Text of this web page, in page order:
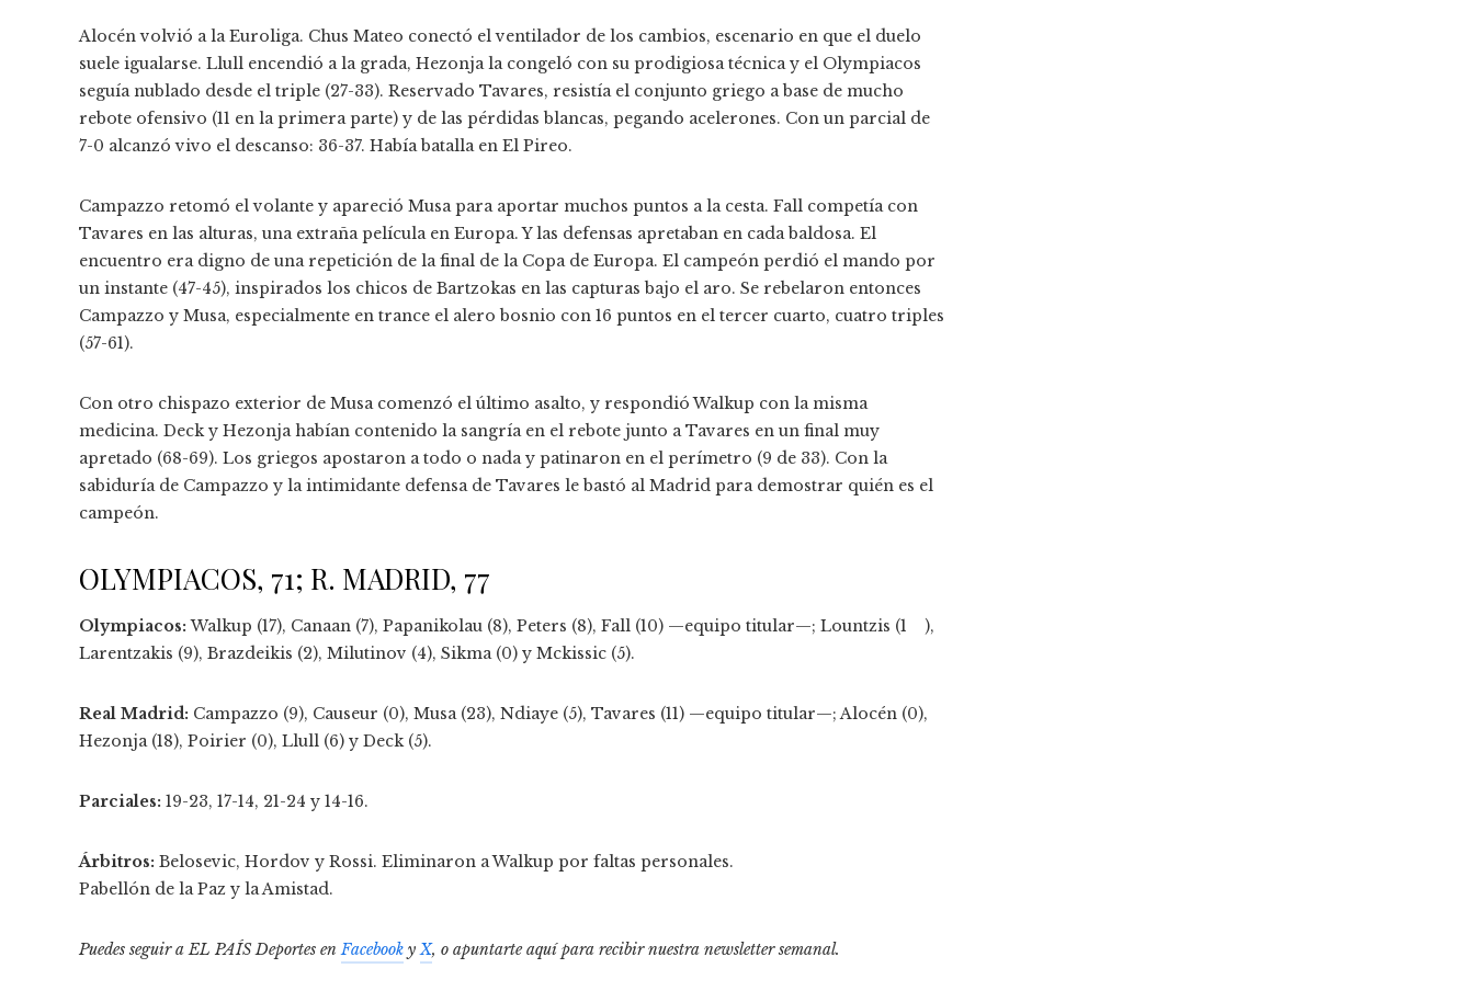
Alocén volvió a la Euroliga. Chus Mateo conectó el ventilador de los cambios, escenario en que el duelo
suele igualarse. Llull encendió a la grada, Hezonja la congeló con su prodigiosa técnica y el Olympiacos
seguía nublado desde el triple (27-33). Reservado Tavares, resistía el conjunto griego a base de mucho
rebote ofensivo (11 en la primera parte) y de las pérdidas blancas, pegando acelerones. Con un parcial de
7-0 alcanzó vivo el descanso: 36-37. Había batalla en El Pireo.
Campazzo retomó el volante y apareció Musa para aportar muchos puntos a la cesta. Fall competía con
Tavares en las alturas, una extraña película en Europa. Y las defensas apretaban en cada baldosa. El
encuentro era digno de una repetición de la final de la Copa de Europa. El campeón perdió el mando por
un instante (47-45), inspirados los chicos de Bartzokas en las capturas bajo el aro. Se rebelaron entonces
Campazzo y Musa, especialmente en trance el alero bosnio con 16 puntos en el tercer cuarto, cuatro triples
(57-61).
Con otro chispazo exterior de Musa comenzó el último asalto, y respondió Walkup con la misma
medicina. Deck y Hezonja habían contenido la sangría en el rebote junto a Tavares en un final muy
apretado (68-69). Los griegos apostaron a todo o nada y patinaron en el perímetro (9 de 33). Con la
sabiduría de Campazzo y la intimidante defensa de Tavares le bastó al Madrid para demostrar quién es el
campeón.
OLYMPIACOS, 71; R. MADRID, 77
Olympiacos:Walkup (17), Canaan (7), Papanikolau (8), Peters (8), Fall (10) —equipo titular—; Lountzis (1 ),
Larentzakis (9), Brazdeikis (2), Milutinov (4), Sikma (0) y Mckissic (5).
Real Madrid: Campazzo (9), Causeur (0), Musa (23), Ndiaye (5), Tavares (11) —equipo titular—; Alocén (0),
Hezonja (18), Poirier (0), Llull (6) y Deck (5).
Parciales: 19-23, 17-14, 21-24 y 14-16.
Árbitros: Belosevic, Hordov y Rossi. Eliminaron a Walkup por faltas personales.
Pabellón de la Paz y la Amistad.
Puedes seguir a EL PAÍS Deportes enFacebook yX, o apuntarte aquí para recibirnuestra newsletter semanal.